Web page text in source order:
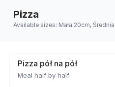
Pizza
Available sizes: Mała 20cm,
Pizza pół na pół
Meal half by half